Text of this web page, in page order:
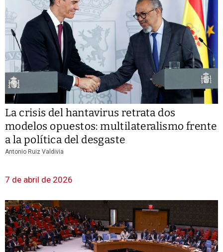
La crisis del hantavirus retrata dos
modelos opuestos: multilateralismo frente
a la política del desgaste
Antonio Ruiz Valdivia
7 de abril de 2026